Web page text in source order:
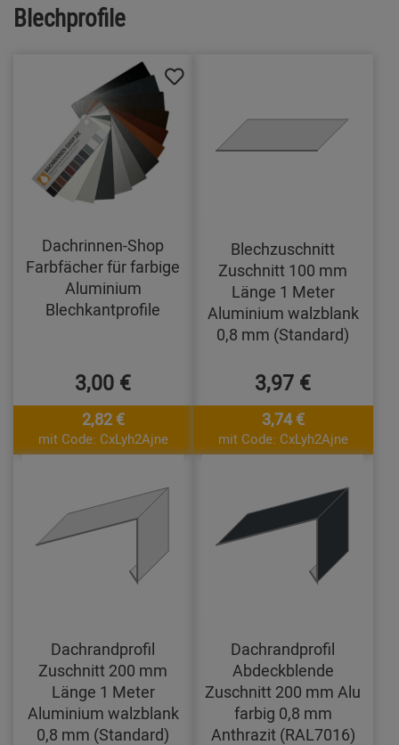
Blechprofile
Dachrinnen-Shop
Farbfächer für farbige
Aluminium
Blechkantprofile
3,00 €
2,82 €
mit Code: CxLyh2Ajne
Blechzuschnitt
Zuschnitt 100 mm
Länge 1 Meter
Aluminium walzblank
0,8 mm (Standard)
3,97 €
3,74 €
mit Code: CxLyh2Ajne
Dachrandprofil
Zuschnitt 200 mm
Länge 1 Meter
Aluminium walzblank
0,8 mm (Standard)
Dachrandprofil
Abdeckblende
Zuschnitt 200 mm Alu
farbig 0,8 mm
Anthrazit (RAL7016)